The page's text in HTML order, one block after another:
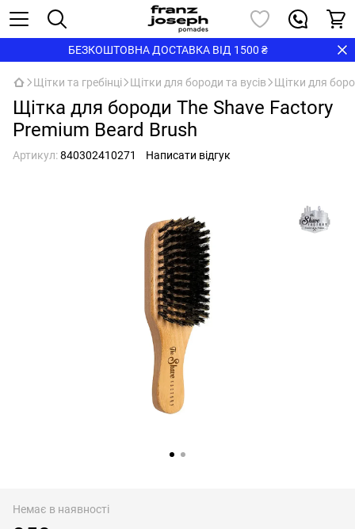
БЕЗКОШТОВНА ДОСТАВКА ВІД 1500 ₴
Щітки та гребінці Щітки для бороди та вусів Щітки для
Щітка для бороди The Shave Factory
Premium Beard Brush
Артикул:840302410271 Написати відгук
Немає в наявності